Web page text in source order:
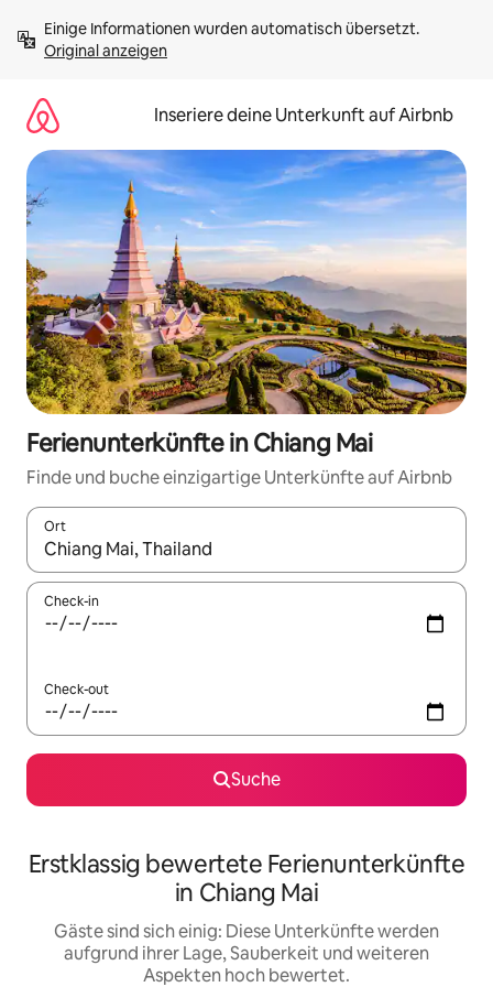
Inhalten
springenOriginal anzeigen
Inseriere deine Unterkunft auf Airbnb
Ferienunterkünfte in Chiang Mai
Finde und buche einzigartige Unterkünfte auf Airbnb
Ort
Wenn Ergebnisse verfügbar sind, navigiere mit den
Check-in
Check-out
Suche
Erstklassig bewertete Ferienunterkünfte
in Chiang Mai
Gäste sind sich einig: Diese Unterkünfte werden
aufgrund ihrer Lage, Sauberkeit und weiteren
Aspekten hoch bewertet.